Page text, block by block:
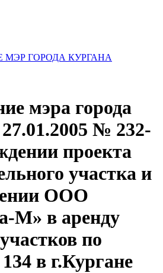
МЭР ГОРОДА КУРГАНА
мэра города
№ 232-
проекта
участка и
ООО
М» в аренду
по
в г.Кургане